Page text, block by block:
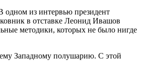
одном из интервью президент
в отставке Леонид Ивашов
методики, которых не было нигде
Западному полушарию. С этой